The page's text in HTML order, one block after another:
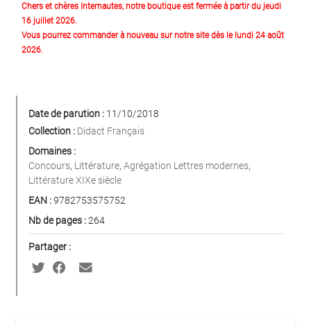
Chers et chères Internautes, notre boutique est fermée à partir du jeudi
16 juillet 2026.
Vous pourrez commander à nouveau sur notre site dès le lundi 24 août
2026.
Date de parution : 11/10/2018
Collection : Didact Français
Domaines :
Concours, Littérature, Agrégation Lettres modernes,
Littérature XIXe siècle
EAN :9782753575752
Nb de pages :264
Partager :